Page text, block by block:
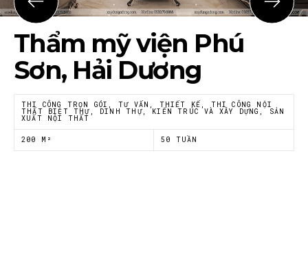
Họ tên *
Tôi đồng ý với
Á Đông
Thẩm mỹ viện Phú
Sơn, Hải Dương
THI CÔNG TRỌN GÓI, TƯ VẤN, THIẾT KẾ, THI CÔNG NỘI
THẤT BIỆT THỰ, DINH THỰ, KIẾN TRÚC VÀ XÂY DỰNG, SẢN
XUẤT NỘI THẤT
200 M² 50 TUẦN